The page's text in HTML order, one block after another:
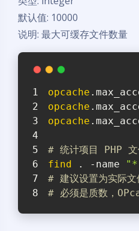
默认值: 10000
说明: 最大可缓存文件数量
opcache
opcache
opcache
# 统计项目 PHP 文
find . -name
# 建议设置为实际
# 必须是质数，